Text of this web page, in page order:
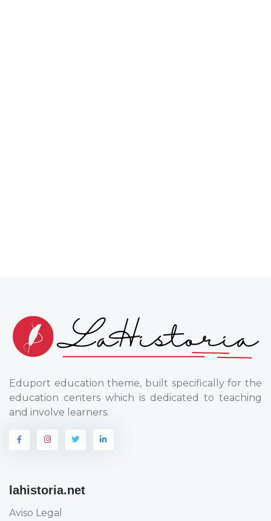
Eduport education theme, built specifically for the
education centers which is dedicated to teaching
and involve learners.
lahistoria.net
Aviso Legal